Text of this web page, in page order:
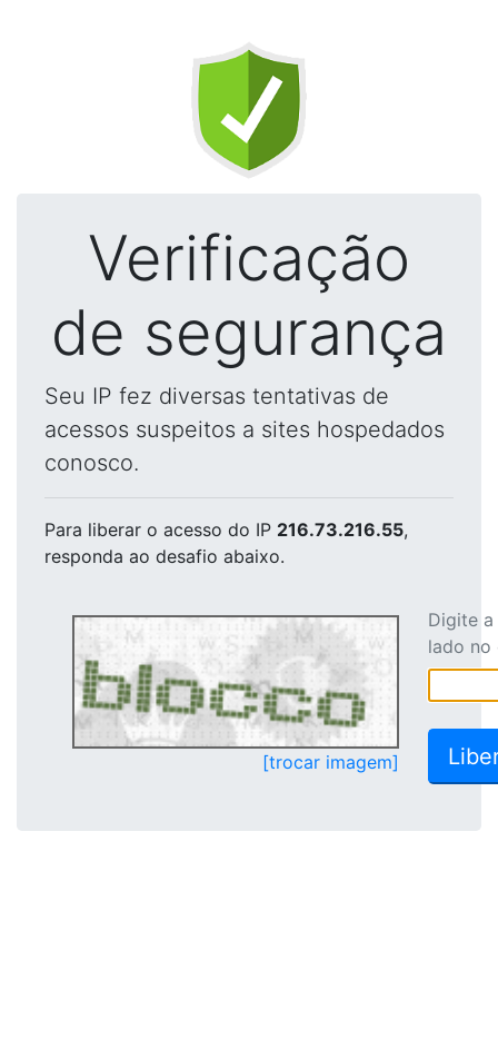
Verificação
de segurança
Seu IP fez diversas tentativas de
acessos suspeitos a sites hospedados
conosco.
Para liberar o acesso do IP 216.73.216.55,
responda ao desafio abaixo.
[trocar imagem]
Digite
lado no